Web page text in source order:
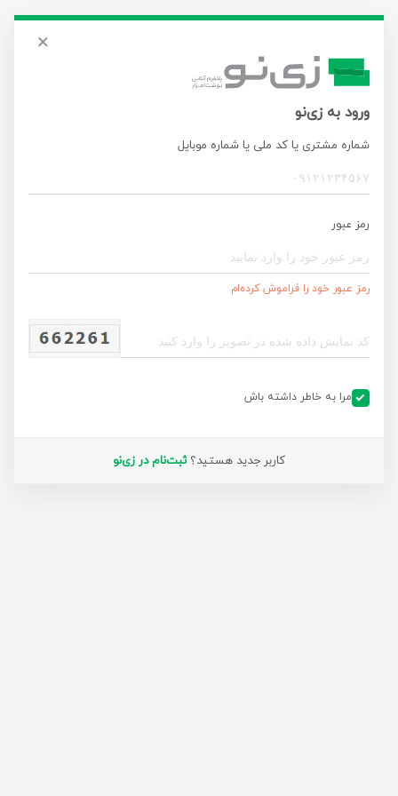
×
ورود به زی‌نو
شماره مشتری یا کد ملی یا شماره موبایل
رمز عبور
رمز عبور خود را فراموش کرده‌ام
مرا به خاطر داشته باش
کاربر جدید هستید؟ ثبت‌نام در زی‌نو